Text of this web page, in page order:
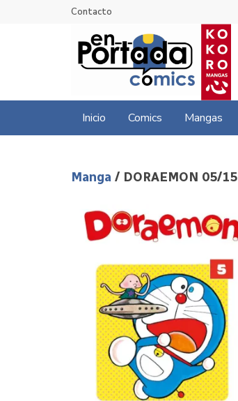
Contacto
Inicio Comics Mangas
Manga / DORAEMON 05/15